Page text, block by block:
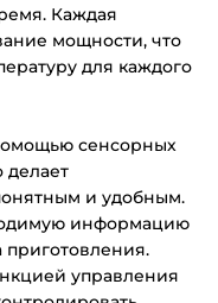
Каждая
мощности, что
для каждого
сенсорных
делает
и удобным.
информацию
приготовления.
управления